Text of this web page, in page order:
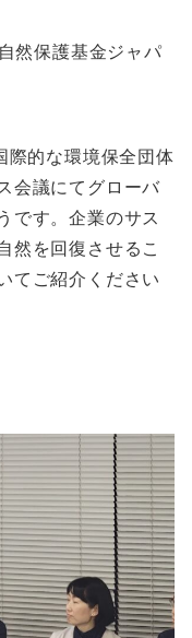
然保護基金ジャパ
際的な環境保全団体
会議にてグローバ
です。企業のサス
然を回復させるこ
てご紹介ください